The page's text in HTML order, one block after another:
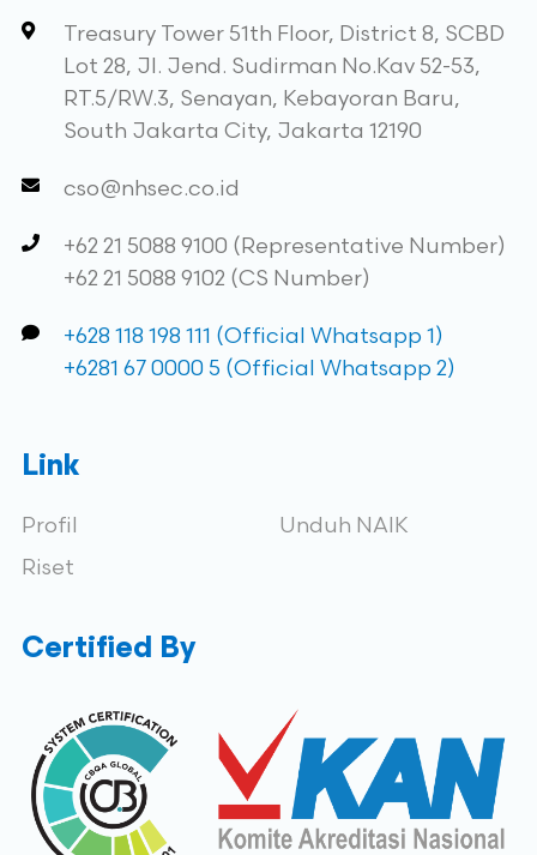
Treasury Tower 51th Floor, District 8, SCBD
Lot 28, Jl. Jend. Sudirman No.Kav 52-53,
RT.5/RW.3, Senayan, Kebayoran Baru,
South Jakarta City, Jakarta 12190
cso@nhsec.co.id
+62 21 5088 9100 (Representative Number)
+62 21 5088 9102 (CS Number)
+628 118 198 111 (Official Whatsapp 1)
+6281 67 0000 5 (Official Whatsapp 2)
Link
Profil
Riset
Unduh NAIK
Certified By